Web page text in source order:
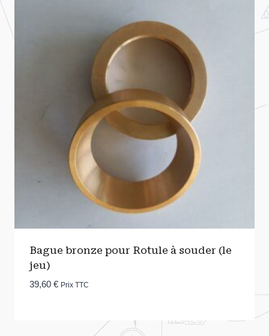
Bague bronze pour Rotule à souder (le
jeu)
39,60 € Prix TTC